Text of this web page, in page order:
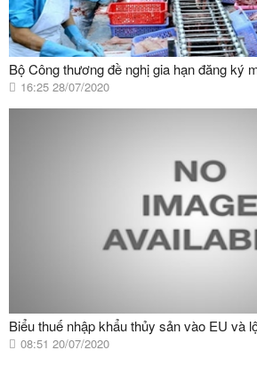
Bộ Công thương đề nghị gia hạn đăng ký
16:25 28/07/2020
Biểu thuế nhập khẩu thủy sản vào EU và
08:51 20/07/2020